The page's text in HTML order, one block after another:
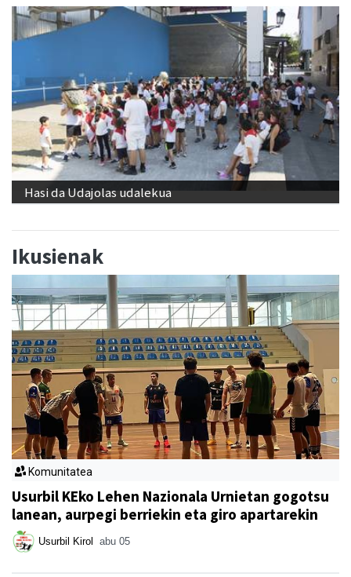
Hasi da Udajolas udalekua
Ikusienak
Komunitatea
Usurbil KEko Lehen Nazionala Urnietan gogotsu
lanean, aurpegi berriekin eta giro apartarekin
Usurbil Kirol abu 05